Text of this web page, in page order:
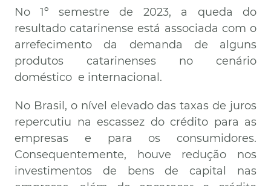
No 1º semestre de 2023, a queda do
resultado catarinense está associada com o
arrefecimento da demanda de alguns
produtos catarinenses no cenário
doméstico e internacional.
No Brasil, o nível elevado das taxas de juros
repercutiu na escassez do crédito para as
empresas e para os consumidores.
Consequentemente, houve redução nos
investimentos de bens de capital nas